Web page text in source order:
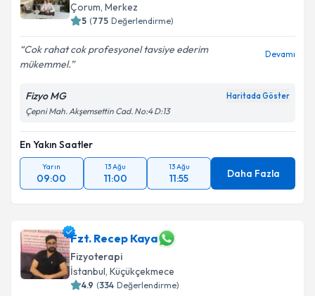
Çorum, Merkez
5 (775 Değerlendirme)
Cok rahat cok profesyonel tavsiye ederim
mükemmel.
Devamı
Fizyo MG Haritada Göster
Çepni Mah. Akşemsettin Cad. No:4 D:13
En Yakın Saatler
Yarın
09:00
13 Ağu
11:00
13 Ağu
11:55 Daha Fazla
Fzt. Recep Kaya
Fizyoterapi
İstanbul, Küçükçekmece
4.9 (334 Değerlendirme)